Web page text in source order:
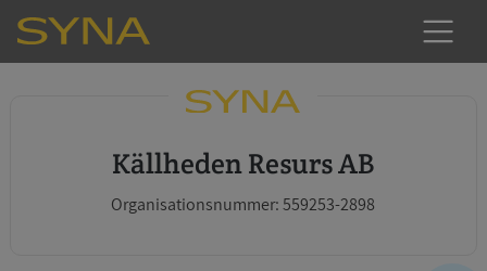
Källheden Resurs AB
Organisationsnummer: 559253-2898